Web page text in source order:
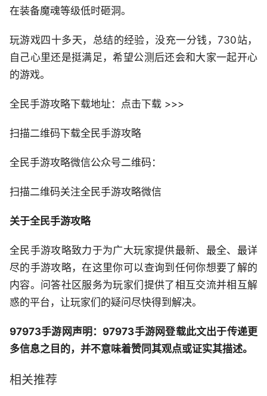
在装备魔魂等级低时砸洞。
玩游戏四十多天，总结的经验，没充一分钱，730站，
自己心里还是挺满足，希望公测后还会和大家一起开心
的游戏。
全民手游攻略下载地址：点击下载 >>>
扫描二维码下载全民手游攻略
全民手游攻略微信公众号二维码：
扫描二维码关注全民手游攻略微信
关于全民手游攻略
全民手游攻略致力于为广大玩家提供最新、最全、最详
尽的手游攻略，在这里你可以查询到任何你想要了解的
内容。问答社区服务为玩家们提供了相互交流并相互解
惑的平台，让玩家们的疑问尽快得到解决。
97973手游网声明：97973手游网登载此文出于传递更
多信息之目的，并不意味着赞同其观点或证实其描述。
相关推荐